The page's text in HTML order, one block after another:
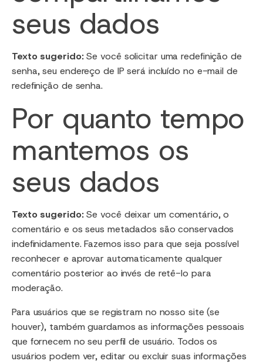
seus dados
Texto sugerido:Se você solicitar uma redefinição de
senha, seu endereço de IP será incluído no e-mail de
redefinição de senha.
Por quanto tempo
mantemos os
seus dados
Texto sugerido:Se você deixar um comentário, o
comentário e os seus metadados são conservados
indefinidamente. Fazemos isso para que seja possível
reconhecer e aprovar automaticamente qualquer
comentário posterior ao invés de retê-lo para
moderação.
Para usuários que se registram no nosso site (se
houver), também guardamos as informações pessoais
que fornecem no seu perfil de usuário. Todos os
usuários podem ver, editar ou excluir suas informações